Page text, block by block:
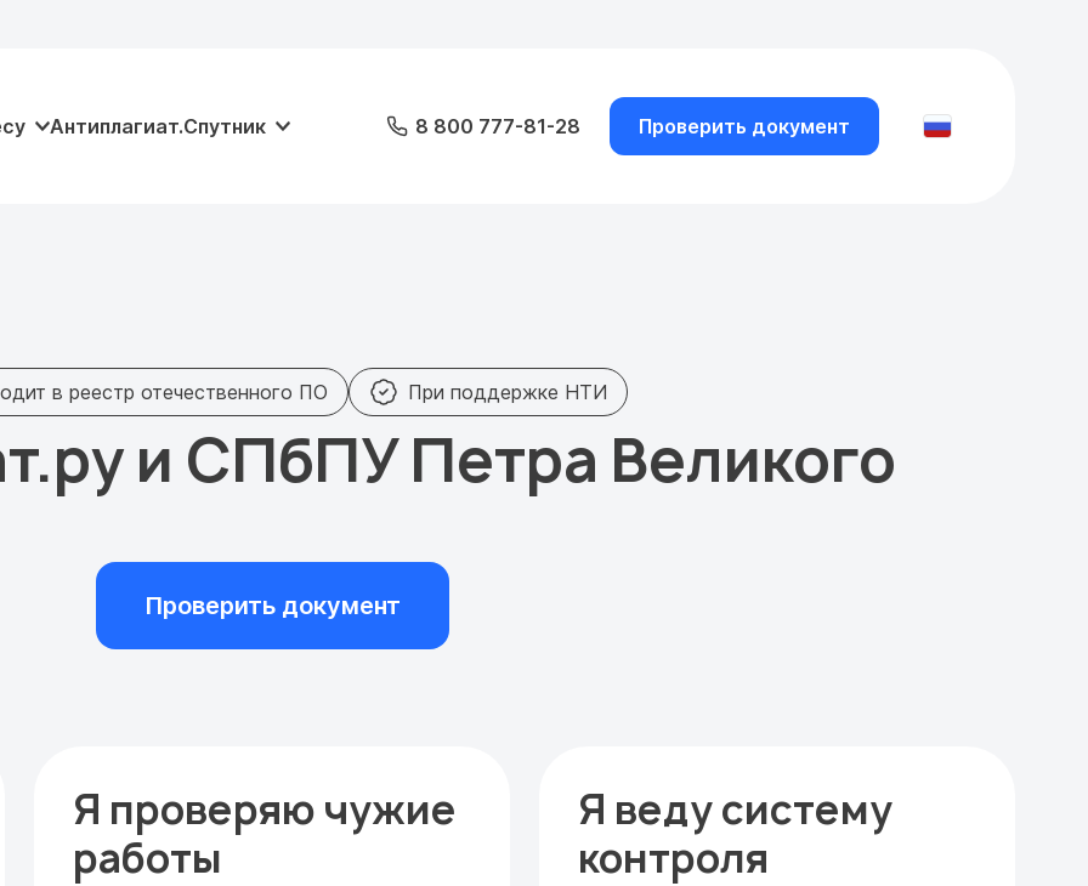
Антиплагиат.Спутник 8 800 777-81-28 Проверить документ
в реестр отечественного ПО При поддержке НТИ
и СПбПУ Петра Великого
Проверить документ
Я проверяю чужие
работы
Я веду систему
контроля